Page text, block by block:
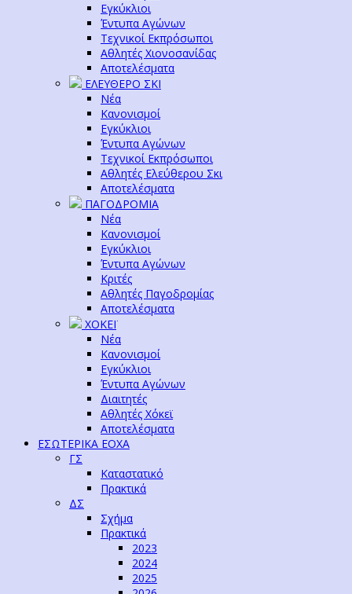
Εγκύκλιοι
Έντυπα Αγώνων
Τεχνικοί Εκπρόσωποι
Αθλητές Χιονοσανίδας
Αποτελέσματα
ΕΛΕΥΘΕΡΟ ΣΚΙ
Νέα
Κανονισμοί
Εγκύκλιοι
Έντυπα Αγώνων
Τεχνικοί Εκπρόσωποι
Αθλητές Ελεύθερου Σκι
Αποτελέσματα
ΠΑΓΟΔΡΟΜΙΑ
Νέα
Κανονισμοί
Εγκύκλιοι
Έντυπα Αγώνων
Κριτές
Αθλητές Παγοδρομίας
Αποτελέσματα
ΧΟΚΕΪ
Νέα
Κανονισμοί
Εγκύκλιοι
Έντυπα Αγώνων
Διαιτητές
Αθλητές Χόκεϊ
Αποτελέσματα
ΕΣΩΤΕΡΙΚΑ ΕΟΧΑ
ΓΣ
Καταστατικό
Πρακτικά
ΔΣ
Σχήμα
Πρακτικά
2023
2024
2025